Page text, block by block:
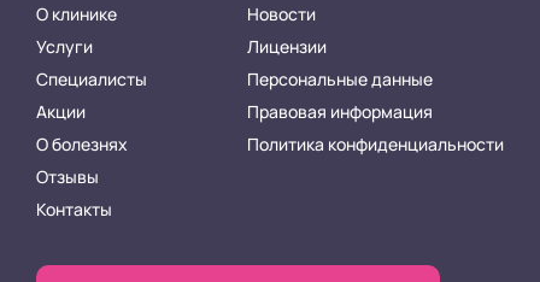
О клинике
Услуги
Специалисты
Акции
О болезнях
Отзывы
Контакты
Новости
Лицензии
Персональные данные
Правовая информация
Политика конфиденциальности